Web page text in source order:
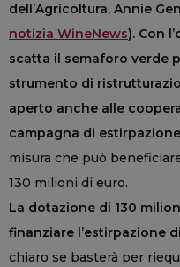
dell’Agricoltura, Annie
notizia WineNews). Con
scatta il semaforo verde
strumento di
aperto anche alle
campagna di
misura che può
130 milioni di euro.
La dotazione di 130
finanziare l’estirpazione
chiaro se basterà per